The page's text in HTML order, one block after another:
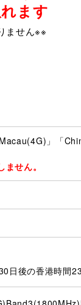
ます
ません※※
」「
せん。
後の香港時間